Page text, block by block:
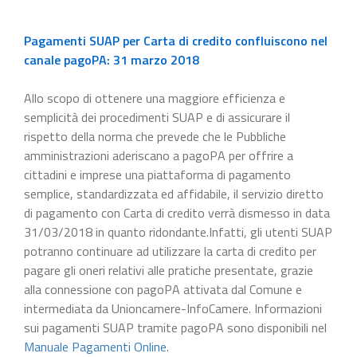
Pagamenti SUAP per Carta di credito confluiscono nel
canale pagoPA: 31 marzo 2018
Allo scopo di ottenere una maggiore efficienza e
semplicità dei procedimenti SUAP e di assicurare il
rispetto della norma che prevede che le Pubbliche
amministrazioni aderiscano a pagoPA per offrire a
cittadini e imprese una piattaforma di pagamento
semplice, standardizzata ed affidabile, il servizio diretto
di pagamento con Carta di credito verrà dismesso in data
31/03/2018 in quanto ridondante.Infatti, gli utenti SUAP
potranno continuare ad utilizzare la carta di credito per
pagare gli oneri relativi alle pratiche presentate, grazie
alla connessione con pagoPA attivata dal Comune e
intermediata da Unioncamere-InfoCamere. Informazioni
sui pagamenti SUAP tramite pagoPA sono disponibili nel
Manuale Pagamenti Online.